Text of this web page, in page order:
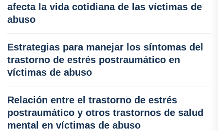
afecta la vida cotidiana de las víctimas de
abuso
Estrategias para manejar los síntomas del
trastorno de estrés postraumático en
víctimas de abuso
Relación entre el trastorno de estrés
postraumático y otros trastornos de salud
mental en víctimas de abuso